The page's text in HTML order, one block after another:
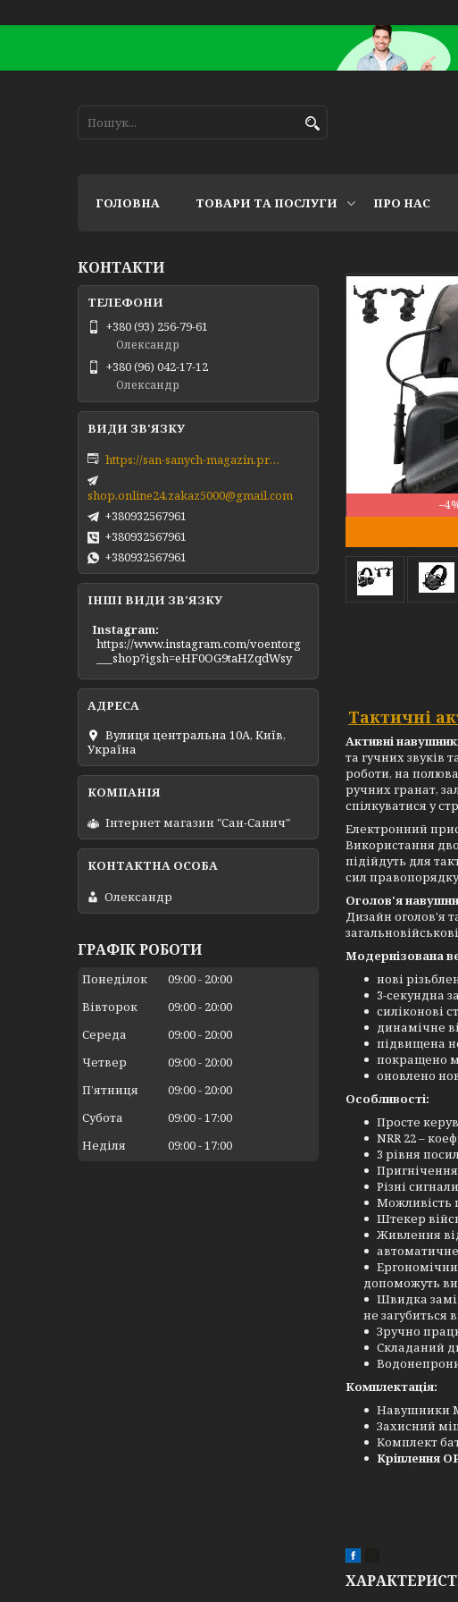
ГОЛОВНА ТОВАРИ ТА ПОСЛУГИ ПРО НАС
Тактичні
Активні
та гучних звуків
роботи, на
ручних гранат,
спілкуватися у
Електронний
Використання
підійдуть для
сил
Оголов'я
Дизайн оголов'я
Модернізована
нові
3-секундна
силіконові
динамічне
підвищена
покращено
оновлено
Особливості:
Просте
NRR 22 –
3 рівня
Пригнічення
Різні
Можливість
Штекер
Живлення
автоматичне
допоможуть
Швидка
не загубиться
Зручно
Складаний
Комплектація:
Навушники
Захисний
Комплект
Кріплення
КОНТАКТИ
+380 (93) 256-79-61
Олександр
+380 (96) 042-17-12
Олександр
https://san-sanych-magazin.prom.ua/ua/
shop.online24.zakaz5000@gmail.com
+380932567961
+380932567961
+380932567961
ІНШІ ВИДИ ЗВ'ЯЗКУ
Instagram
https://www.instagram.com/voentorg
___shop?igsh=eHF0OG9taHZqdWsy
Вулиця центральна 10А, Київ,
Україна
Інтернет магазин "Сан-Санич"
Олександр
ГРАФІК РОБОТИ
Понеділок 09:00
20:00
Вівторок
09:00
20:00
Середа
09:00
20:00
Четвер
09:00
20:00
Пʼятниця
09:00
20:00
Субота
09:00 17:00
Неділя
09:00 17:00